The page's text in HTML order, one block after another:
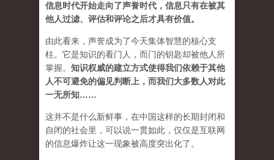
信息时代开始走向了声誉时代，信息只有在被其
他人过滤、评估和评论之后才具有价值。
由此看来，声誉成为了今天集体智慧的核心支
柱。它是知识的看门人，而门的钥匙却被他人所
掌握。 知识权威的建立方式使得我们依赖于其他
人不可避免的偏见判断上，而我们大多数人对此
一无所知……
这并不是什么新鲜事，在中国这样的长期封闭和
自闭的社会里，可以说一贯如此，仅仅是互联网
的信息爆炸让这一现象被高度突出化了。